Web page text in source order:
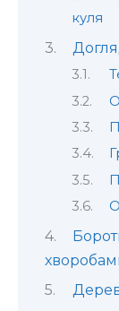
куля